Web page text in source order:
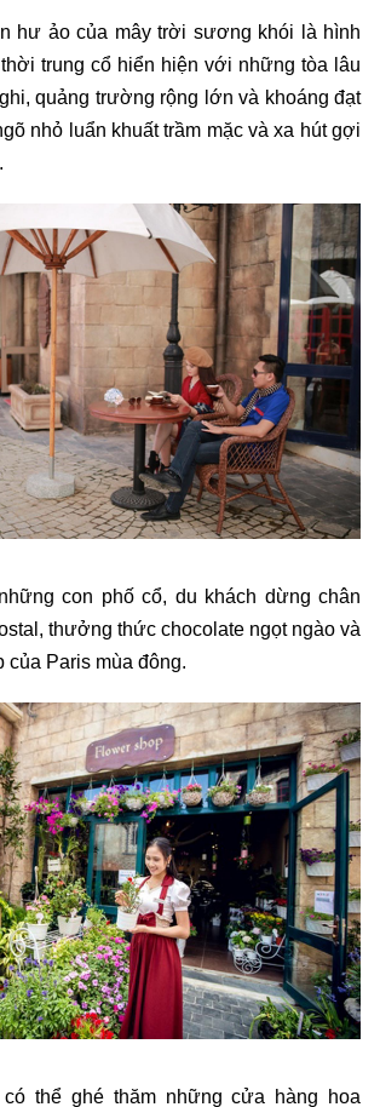
hư ảo của mây trời sương khói là hình
trung cổ hiển hiện với những tòa lâu
quảng trường rộng lớn và khoáng đạt
nhỏ luẩn khuất trầm mặc và xa hút gợi
con phố cổ, du khách dừng chân
thưởng thức chocolate ngọt ngào và
của Paris mùa đông.
có thể ghé thăm những cửa hàng hoa